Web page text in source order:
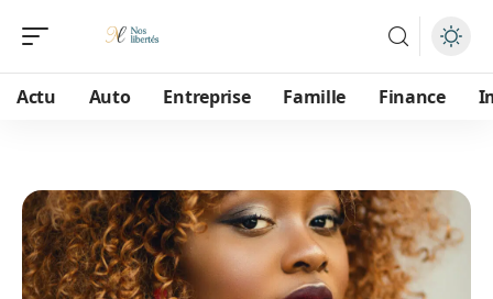
Actu Auto Entreprise Famille Finance